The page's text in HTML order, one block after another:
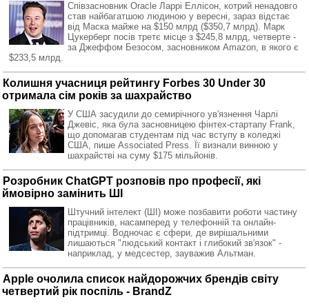
Співзасновник Oracle Ларрі Еллісон, котрий ненадовго
став найбагатшою людиною у вересні, зараз відстає
від Маска майже на $150 млрд ($350,7 млрд). Марк
Цукерберг посів третє місце з $245,8 млрд, четверте -
за Джеффом Безосом, засновником Amazon, в якого є
$233,5 млрд.
Колишня учасниця рейтингу Forbes 30 Under 30
отримала сім років за шахрайство
У США засудили до семирічного ув'язнення Чарлі
Джевіс, яка була засновницею фінтех-стартапу Frank,
що допомагав студентам під час вступу в коледжі
США, пише Associated Press. Її визнали винною у
шахрайстві на суму $175 мільйонів.
Розробник ChatGPT розповів про професії, які
ймовірно замінить ШІ
Штучний інтелект (ШІ) може позбавити роботи частину
працівників, насамперед у телефонній та онлайн-
підтримці. Водночас є сфери, де вирішальними
лишаються "людський контакт і глибокий зв'язок" -
наприклад, у медсестер, зауважив Альтман.
Apple очолила список найдорожчих брендів світу
четвертий рік поспіль - BrandZ